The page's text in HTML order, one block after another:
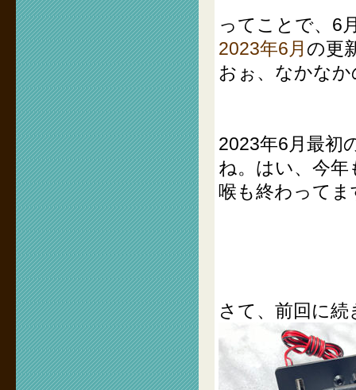
ってことで、6
2023年6月 の更
おぉ、なかな
2023年6月最初
ね。はい、今
喉も終わってま
さて、前回に